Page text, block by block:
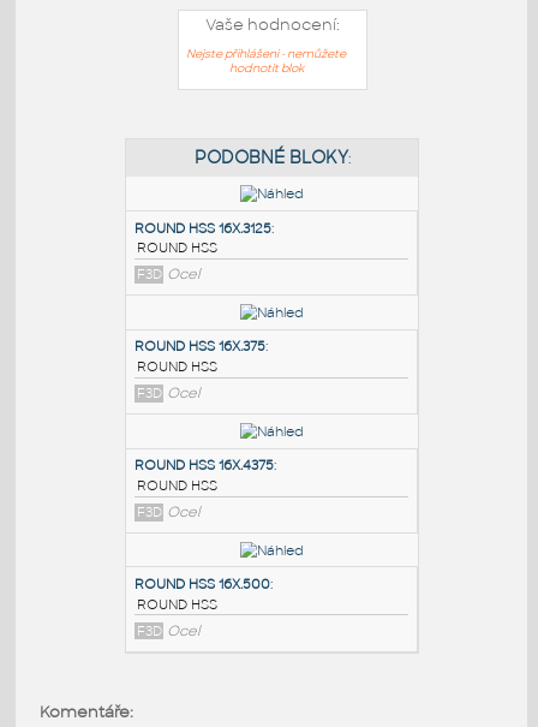
Vaše hodnocení:
Nejste přihlášeni - nemůžete
hodnotit blok
PODOBNÉ BLOKY
ROUND HSS 16X.3125
ROUND HSS
F3D Ocel
ROUND HSS 16X.375
ROUND HSS
F3D Ocel
Komentáře: